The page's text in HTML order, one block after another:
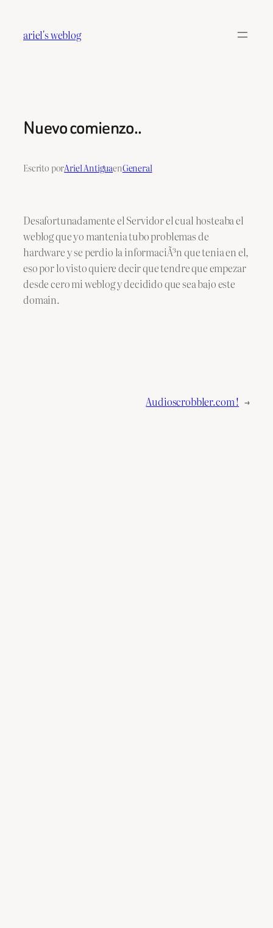
contenido
ariel's weblog
Nuevo comienzo..
Escrito porAriel AntiguaenGeneral
Desafortunadamente el Servidor el cual hosteaba el
weblog que yo mantenia tubo problemas de
hardware y se perdio la informaciÃ³n que tenia en el,
eso por lo visto quiere decir que tendre que empezar
desde cero mi weblog y decidido que sea bajo este
domain.
Audioscrobbler.com ! →